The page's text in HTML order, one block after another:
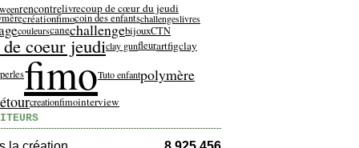
rencontrelivrecoup de cœur du jeudi
créationfimocoin des enfantschallengeslivres
couleurscanechallengebijouxCTN
coeur jeudiclay gunfleurartfigclay
perlesfimoTuto enfantpolymère
creationfimointerview